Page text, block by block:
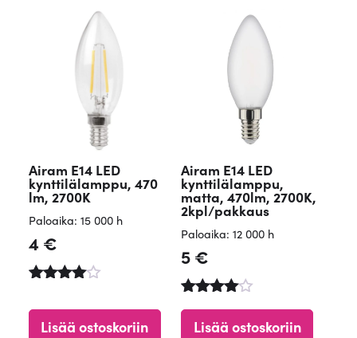
Airam E14 LED
kynttilälamppu, 470
lm, 2700K
Paloaika: 15 000 h
4 €
tuotteest
Lisää ostoskoriin
Airam E14 LED
kynttilälamppu,
matta, 470lm, 2700K,
2kpl/pakkaus
Paloaika: 12 000 h
5€
tuotteesta
Lisää ostoskoriin